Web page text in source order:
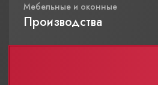
Мебельные и оконные
Производства